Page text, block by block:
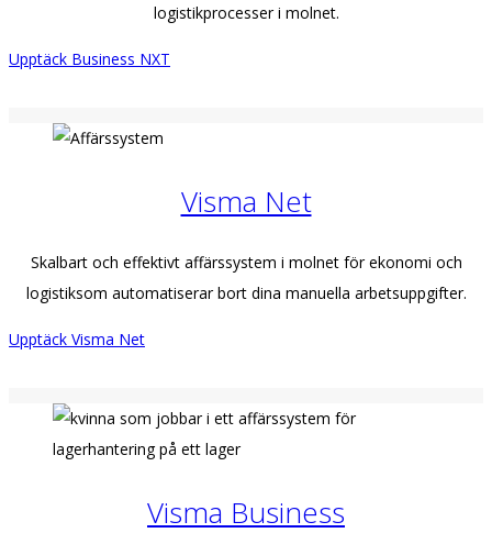
logistikprocesser i molnet.
Upptäck Business NXT
Visma Net
Skalbart och effektivt affärssystem i molnet för ekonomi och
logistiksom automatiserar bort dina manuella arbetsuppgifter.
Upptäck Visma Net
Visma Business